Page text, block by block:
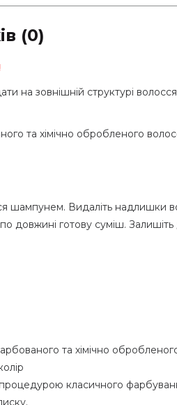
(0)
на зовнішній структурі
та хімічно обробленого
шампунем. Видаліть надлишки
довжині готову суміш.
та хімічно
класичного